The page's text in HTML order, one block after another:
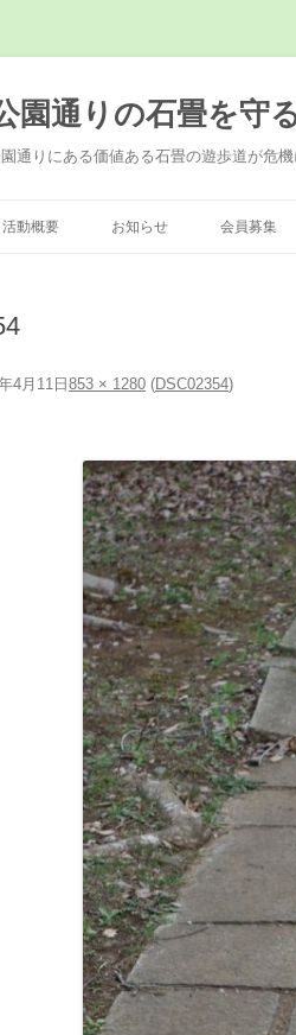
園通りの石畳を守
通りにある価値ある石畳の遊歩道が危
活動概要 お知らせ 会員募集
4月11日 853 × 1280 (DSC02354)